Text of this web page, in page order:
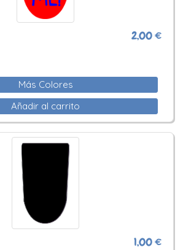
2,00 €
Más Colores
Añadir al carrito
1,00 €